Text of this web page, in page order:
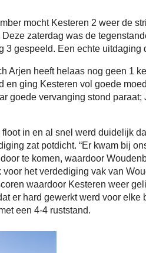
mocht Kesteren 2 weer de
zaterdag was de
3 gespeeld. Een echte uitdaging
Arjen heeft helaas nog geen 1
en ging Kesteren vol goede
goede vervanging stond paraat;
in en al snel werd duidelijk
zat potdicht. “Er kwam bij
te komen, waardoor
voor het verdediging vak van
waardoor Kesteren weer
er hard gewerkt werd voor
een 4-4 ruststand.